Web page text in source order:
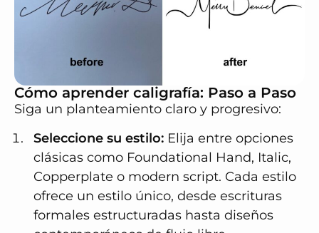
Cómo aprender caligrafía: Paso a Paso
Siga un planteamiento claro y progresivo:
Seleccione su estilo: Elija entre opciones
clásicas como Foundational Hand, Italic,
Copperplate o modern script. Cada estilo
ofrece un estilo único, desde escrituras
formales estructuradas hasta diseños